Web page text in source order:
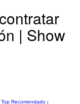
| Show
|